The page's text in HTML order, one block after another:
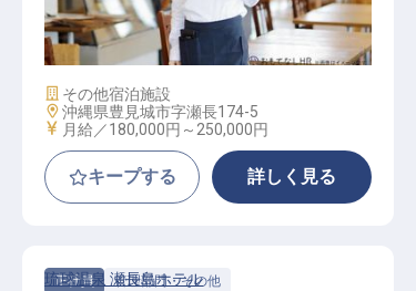
レストランスタッフ
施設業態
その他宿泊施設
勤務地
沖縄県豊見城市字瀬長174-5
給与
月給／180,000円～ 250,000円
キープする 詳しく見る
正社員
管理部門・その他
琉球温泉 瀬長島ホテル